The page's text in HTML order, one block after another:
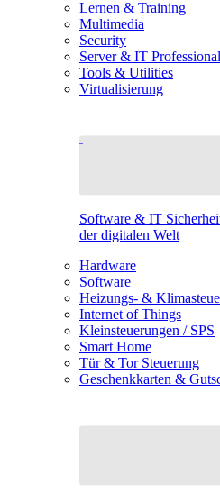
Lernen & Training
Multimedia
Security
Server & IT Professional
Tools & Utilities
Virtualisierung
Software & IT
der digitalen Welt
Hardware
Software
Heizungs- &
Internet of Things
Kleinsteuerungen / SPS
Smart Home
Tür & Tor Steuerung
Geschenkkarten &